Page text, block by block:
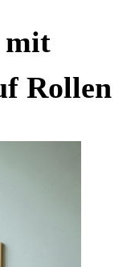
mit
Rollen